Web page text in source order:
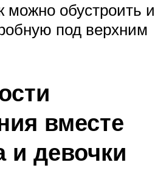
обустроить и
под верхним
вместе
и девочки